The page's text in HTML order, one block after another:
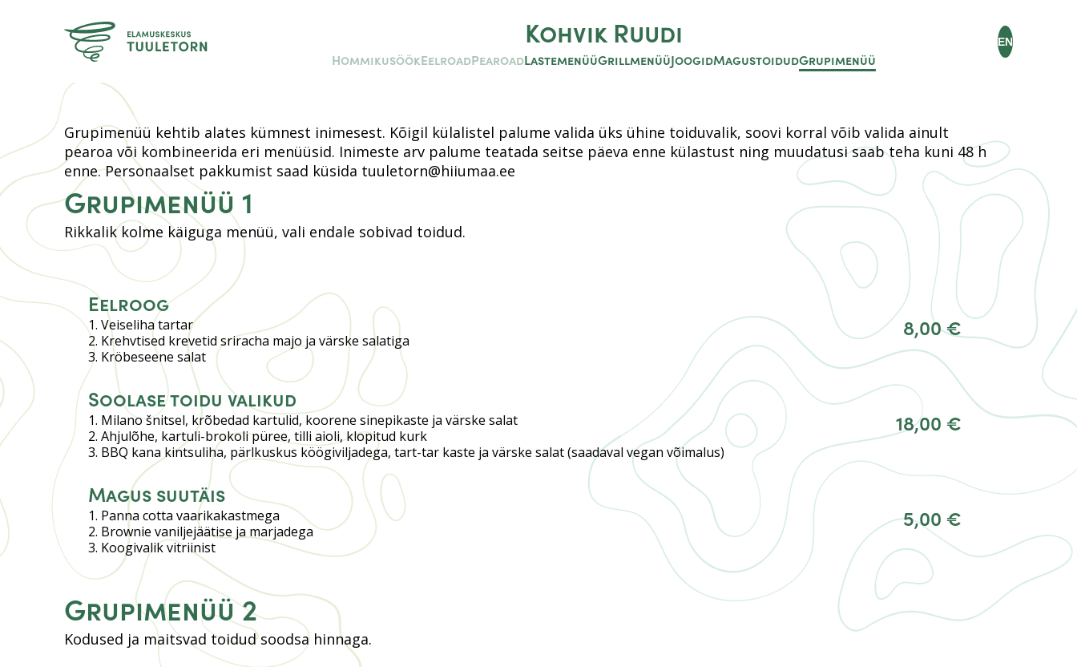
Kohvik Ruudi
HommikusöökEelroadPearoadLastemenüüGrillmenüüJoogidMagustoidudGrupimenüü
EN
Grupimenüü kehtib alates kümnest inimesest. Kõigil külalistel palume valida üks ühine toiduvalik, soovi korral võib valida ainult
pearoa või kombineerida eri menüüsid. Inimeste arv palume teatada seitse päeva enne külastust ning muudatusi saab teha kuni 48 h
enne. Personaalset pakkumist saad küsida tuuletorn@hiiumaa.ee
Grupimenüü 1
Rikkalik kolme käiguga menüü, vali endale sobivad toidud.
Eelroog
Veiseliha tartar
Krehvtised krevetid sriracha majo ja värske salatiga
Kröbeseene salat
8,00 €
Soolase toidu valikud
Milano šnitsel, krõbedad kartulid, koorene sinepikaste ja värske salat
Ahjulõhe, kartuli-brokoli püree, tilli aioli, klopitud kurk
BBQ kana kintsuliha, pärlkuskus köögiviljadega, tart-tar kaste ja värske salat (saadaval vegan võimalus)
18,00 €
Magus suutäis
Panna cotta vaarikakastmega
Brownie vaniljejäätise ja marjadega
Koogivalik vitriinist
5,00 €
Grupimenüü 2
Kodused ja maitsvad toidud soodsa hinnaga.